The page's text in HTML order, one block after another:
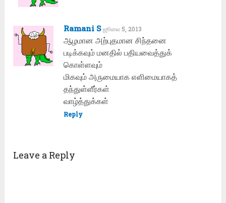
Ramani S ஜூலை 5, 2013
ஆழமான அற்புதமான சிந்தனை
படிக்கவும் மனதில் பதியவைத்துக்
கொள்ளவும்
மிகவும் அருமையாக எளிமையாகத்
தந்துள்ளீர்கள்
வாழ்த்துக்கள்
Reply
Leave a Reply